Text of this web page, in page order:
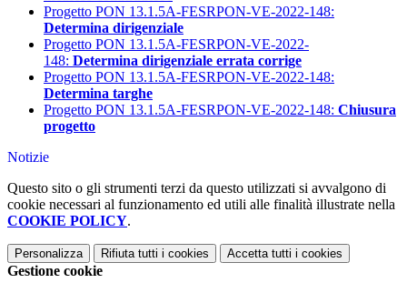
Progetto PON 13.1.5A-FESRPON-VE-2022-148:
Determina dirigenziale
Progetto PON 13.1.5A-FESRPON-VE-2022-
148: Determina dirigenziale errata corrige
Progetto PON 13.1.5A-FESRPON-VE-2022-148:
Determina targhe
Progetto PON 13.1.5A-FESRPON-VE-2022-148: Chiusura
progetto
Notizie
Questo sito o gli strumenti terzi da questo utilizzati si avvalgono di
cookie necessari al funzionamento ed utili alle finalità illustrate nella
COOKIE POLICY.
Personalizza Rifiuta tutti i cookies Accetta tutti i cookies
Gestione cookie